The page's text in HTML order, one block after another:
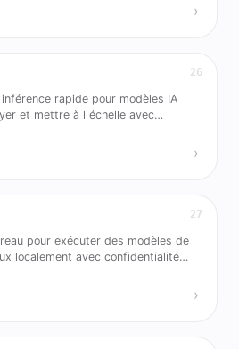
›
26
rapide pour modèles IA
et mettre à l échelle avec
›
27
pour exécuter des modèles de
localement avec confidentialité
›